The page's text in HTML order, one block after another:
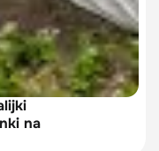
na